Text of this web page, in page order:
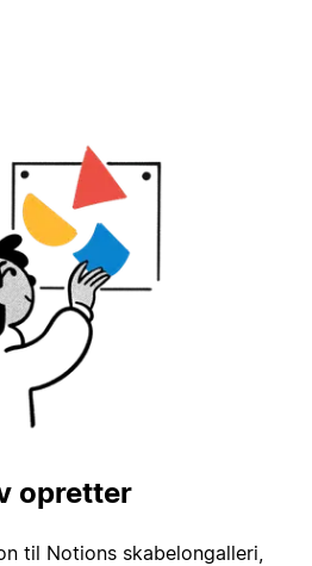
opretter
til Notions skabelongalleri,